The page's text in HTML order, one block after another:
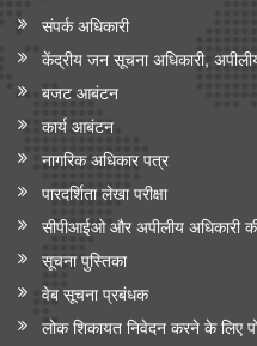
संपर्क अधिकारी
केंद्रीय जन सूचना अधिकारी,
बजट आबंटन
कार्य आबंटन
नागरिक अधिकार पत्र
पारदर्शिता लेखा परीक्षा
सीपीआईओ और अपी‍लीय अधिकारी
सूचना पुस्तिका
वेब सूचना प्रबंधक
लोक शिकायत निवेदन करने के लिए